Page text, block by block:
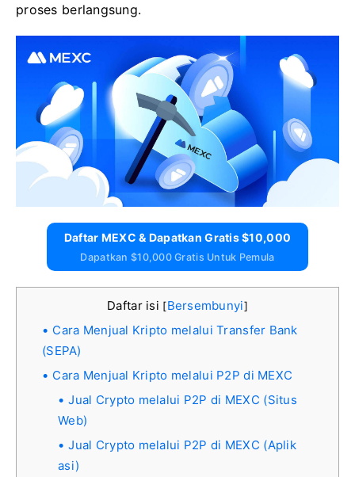
proses berlangsung.
Daftar MEXC & Dapatkan Gratis $10,000
Dapatkan $10,000 Gratis Untuk Pemula
Daftar isi [Bersembunyi]
Cara Menjual Kripto melalui Transfer Bank
(SEPA)
Cara Menjual Kripto melalui P2P di MEXC
Jual Crypto melalui P2P di MEXC (Situs
Web)
Jual Crypto melalui P2P di MEXC (Aplik
asi)